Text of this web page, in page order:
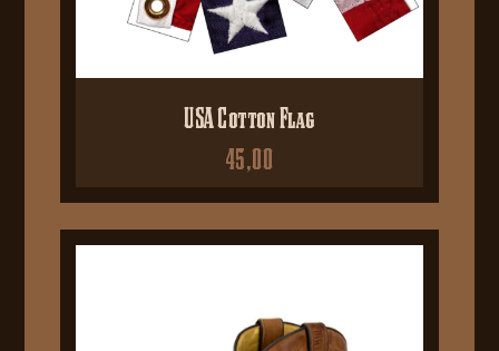
USA Cotton Flag
45,00